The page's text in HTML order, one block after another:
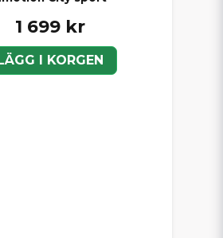
1 699 kr
I KORGEN